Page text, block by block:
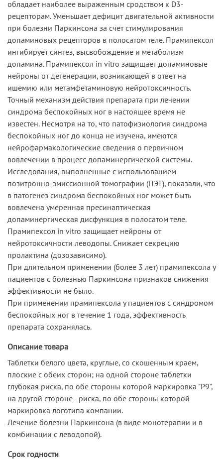
обладает наиболее выраженным сродством к D3-
рецепторам. Уменьшает дефицит двигательной активности
при болезни Паркинсона за счет стимулирования
допаминовых рецепторов в полосатом теле. Прамипексол
ингибирует синтез, высвобождение и метаболизм
допамина. Прамипексол in vitro защищает допаминовые
нейроны от дегенерации, возникающей в ответ на
ишемию или метамфетаминовую нейротоксичность.
Точный механизм действия препарата при лечении
синдрома беспокойных ног в настоящее время не
известен. Несмотря на то, что патофизиология синдрома
беспокойных ног до конца не изучена, имеются
нейрофармакологические сведения о первичном
вовлечении в процесс допаминергической системы.
Исследования, выполненные с использованием
позитронно-эмиссионной томографии (ПЭТ), показали, что
в патогенез синдрома беспокойных ног может быть
вовлечена умеренная пресинаптическая
допаминергическая дисфункция в полосатом теле.
Прамипексол in vitro защищает нейроны от
нейротоксичности леводопы. Снижает секрецию
пролактина (дозозависимо).
При длительном применении (более 3 лет) прамипексола у
пациентов с болезнью Паркинсона признаков снижения
эффективности не было.
При применении прамипексола у пациентов с синдромом
беспокойных ног в течение 1 года, эффективность
препарата сохранялась.
Описание товара
Таблетки белого цвета, круглые, со скошенным краем,
плоские с обеих сторон; на одной стороне таблетки
глубокая риска, по обе стороны которой маркировка "Р9",
на другой стороне - риска, по обе стороны которой
маркировка логотипа компании.
Лечение болезни Паркинсона (в виде монотерапии и в
комбинации с леводопой).
Срок годности